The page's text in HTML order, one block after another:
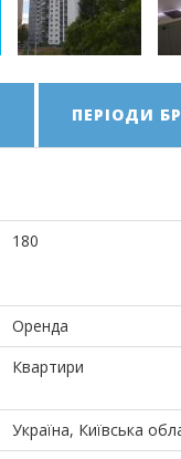
ПЕРІОДИ
180
Оренда
Квартири
Україна, Київська